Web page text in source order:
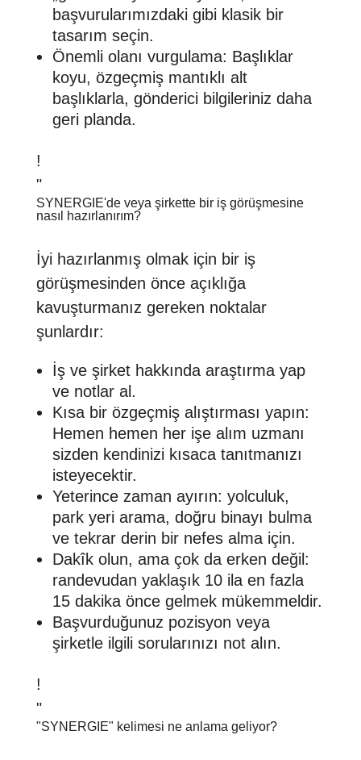
başvurularımızdaki gibi klasik bir
tasarım seçin.
Önemli olanı vurgulama: Başlıklar
koyu, özgeçmiş mantıklı alt
başlıklarla, gönderici bilgileriniz daha
geri planda.
!
"
SYNERGIE'de veya şirkette bir iş görüşmesine
nasıl hazırlanırım?
İyi hazırlanmış olmak için bir iş
görüşmesinden önce açıklığa
kavuşturmanız gereken noktalar
şunlardır:
İş ve şirket hakkında araştırma yap
ve notlar al.
Kısa bir özgeçmiş alıştırması yapın:
Hemen hemen her işe alım uzmanı
sizden kendinizi kısaca tanıtmanızı
isteyecektir.
Yeterince zaman ayırın: yolculuk,
park yeri arama, doğru binayı bulma
ve tekrar derin bir nefes alma için.
Dakîk olun, ama çok da erken değil:
randevudan yaklaşık 10 ila en fazla
15 dakika önce gelmek mükemmeldir.
Başvurduğunuz pozisyon veya
şirketle ilgili sorularınızı not alın.
!
"
"SYNERGIE" kelimesi ne anlama geliyor?